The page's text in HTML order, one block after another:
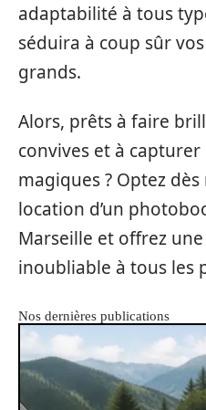
adaptabilité à tous
séduira à coup sûr
grands.
Alors, prêts à faire
convives et à
magiques ? Optez
location d’un
Marseille et offrez
inoubliable à tous les
Nos dernières publications